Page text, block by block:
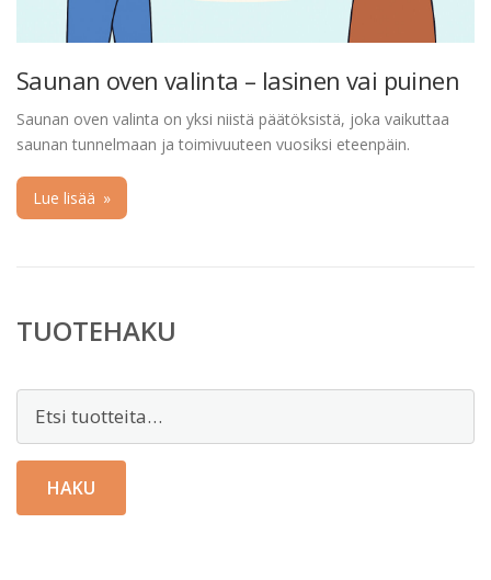
Saunan oven valinta – lasinen vai puinen
Saunan oven valinta on yksi niistä päätöksistä, joka vaikuttaa
saunan tunnelmaan ja toimivuuteen vuosiksi eteenpäin.
Lue lisää »
TUOTEHAKU
Etsi:
HAKU